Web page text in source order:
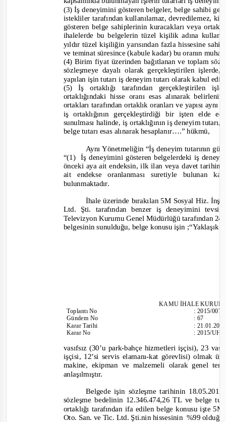
(3) İş deneyimini gösteren belgeler, belge sahibi
istekliler tarafından kullanılamaz, devredilemez,
gösteren belge sahiplerinin kuracakları veya
ihalelerde bu belgelerin tüzel kişilik adına
yıldır tüzel kişiliğin yarısından fazla hissesine
ve teminat süresince (kabule kadar) bu oranın
(4) Birim fiyat üzerinden bağıtlanan ve toplam
sözleşmeye dayalı olarak gerçekleştirilen
yapılan işin tutarı iş deneyim tutarı olarak kabul edil
(5) İş ortaklığı tarafından gerçekleştirilen
ortaklığındaki hisse oranı esas alınarak
ortakları tarafından ortaklık oranları ve yapısı
iş ortaklığının gerçekleştirdiği bir işten elde
sunulması halinde, iş ortaklığının iş deneyim tutarı,
belge tutarı esas alınarak hesaplanır….”hükmü,
Aynı Yönetmeliğin “İş deneyim tutarının
“(1) İş deneyimini gösteren belgelerdeki iş
önceki aya ait endeksin, ilk ilan veya davet
ait endekse oranlanması suretiyle bulunan
bulunmaktadır.
İhale üzerinde bırakılan 5M Sosyal Hiz.
Ltd. Şti. tarafından benzer iş deneyimini
Televizyon Kurumu Genel Müdürlüğü tarafından
belgesinin sunulduğu, belge konusu işin ;“Yaklaşık
KAMU İHALE
ToplantıNo
Gündem No
Karar Tarihi
Karar No
:2015/007
:67
:
:2015/
vasıfsız (30’u park-bahçe hizmetleri işçisi), 23
işçisi, 12’si servis elamanı-kat görevlisi) olmak
makine, ekipman ve malzemeli olarak genel
anlaşılmıştır.
Belgede işin sözleşme tarihinin
sözleşme bedelinin 12.346.474,26 TL ve belge
ortaklığı tarafından ifa edilen belge konusu işte
Oto. San. ve Tic. Ltd. Şti.nin hissesinin %99